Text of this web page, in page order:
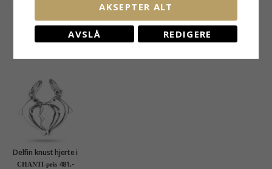
metall
CHANTI-pris 44,-
MEST POPULÆRE PRODUKTER I
Delfin knust hjerte i
sølv
CHANTI-pris 481,-
AKSEPTER ALT
AVSLÅ REDIGERE